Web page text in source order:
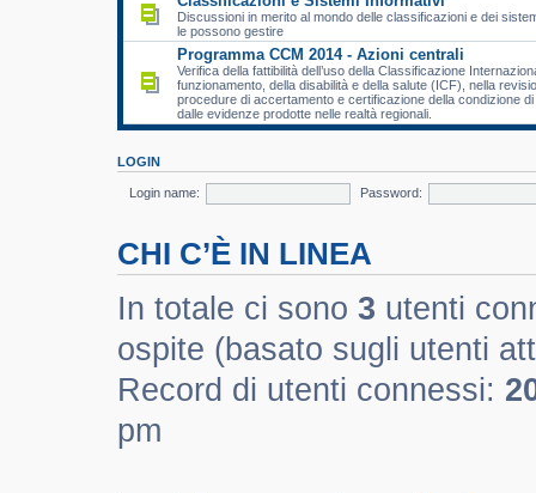
Discussioni in merito al mondo delle classificazioni e dei
le possono gestire
Programma CCM 2014 - Azioni centrali
Verifica della fattibilità dell’uso della Classificazione
funzionamento, della disabilità e della salute (ICF), nella
procedure di accertamento e certificazione della condizione
dalle evidenze prodotte nelle realtà regionali.
LOGIN
Login name: Password:
CHI C’È IN LINEA
In totale ci sono 3 utenti
ospite (basato sugli utenti
Record di utenti connessi:
pm